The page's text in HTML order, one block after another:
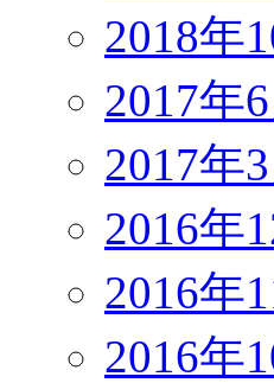
2018年
2017年6
2017年3
2016年
2016年
2016年